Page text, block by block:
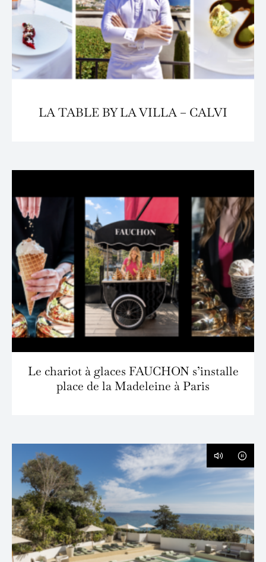
LA TABLE BY LA VILLA – CALVI
Le chariot à glaces FAUCHON s’installe
place de la Madeleine à Paris